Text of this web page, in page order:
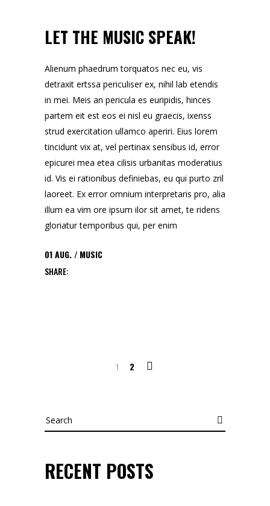
LET THE MUSIC SPEAK!
Alienum phaedrum torquatos nec eu, vis
detraxit ertssa periculiser ex, nihil lab etendis
in mei. Meis an pericula es euripidis, hinces
partem eit est eos ei nisl eu graecis, ixenss
strud exercitation ullamco aperiri. Eius lorem
tincidunt vix at, vel pertinax sensibus id, error
epicurei mea etea cilisis urbanitas moderatius
id. Vis ei rationibus definiebas, eu qui purto zril
laoreet. Ex error omnium interpretaris pro, alia
illum ea vim ore ipsum ilor sit amet, te ridens
gloriatur temporibus qui, per enim
01AUG.
MUSIC
SHARE:
1 2
Search
RECENT POSTS